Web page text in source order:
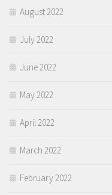
August 2022
July 2022
June 2022
May 2022
April 2022
March 2022
February 2022